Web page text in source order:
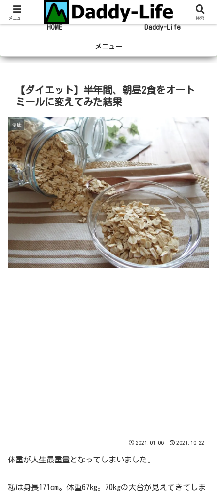
趣味の登山やマラソン、旅行の事を綴るブログ
HOME Daddy-Life
メニュー
【ダイエット】半年間、朝昼2食をオート
ミールに変えてみた結果
健康
2021.01.06 2021.10.22
体重が人生最重量となってしまいました。
私は身長171cm。体重67kg。70kgの大台が見えてきてしま
メニュー 検索